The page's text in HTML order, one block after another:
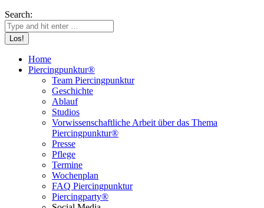
Search:
Home
Piercingpunktur®
Team Piercingpunktur
Geschichte
Ablauf
Studios
Vorwissenschaftliche Arbeit über das Thema
Piercingpunktur®
Presse
Pflege
Termine
Wochenplan
FAQ Piercingpunktur
Piercingparty®